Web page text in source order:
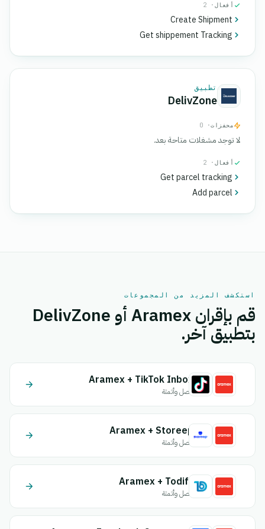
أفعال · 2
Create Shipment
Get shippement Tracking
تطبيق
DelivZone
محفزات· 0
لا توجد مشغلات متاحة بعد.
أفعال · 2
Get parcel tracking
Add parcel
استكشف المزيد من المجموعات
قم بإقران Aramex أو DelivZone
بتطبيق آخر.
Aramex + TikTok Inbox
اتصل وأتمتة
Aramex + Storeep
اتصل وأتمتة
Aramex + Todify
اتصل وأتمتة